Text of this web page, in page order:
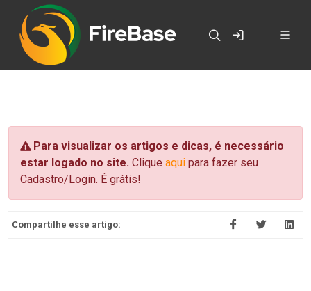
Para visualizar os artigos e dicas, é necessário
estar logado no site. Clique aqui para fazer seu
Cadastro/Login. É grátis!
Compartilhe esse artigo: